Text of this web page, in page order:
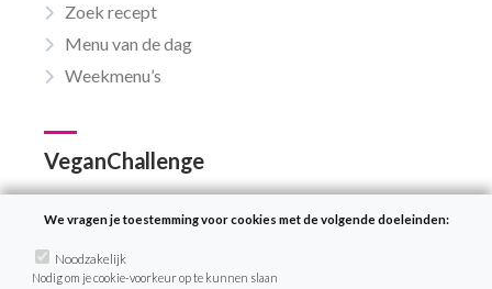
Zoek recept
Menu van de dag
Weekmenu’s
VeganChallenge
Contact
We vragen je toestemming voor cookies met de volgende doeleinden:
Noodzakelijk
Nodig om je cookie-voorkeur op te kunnen slaan